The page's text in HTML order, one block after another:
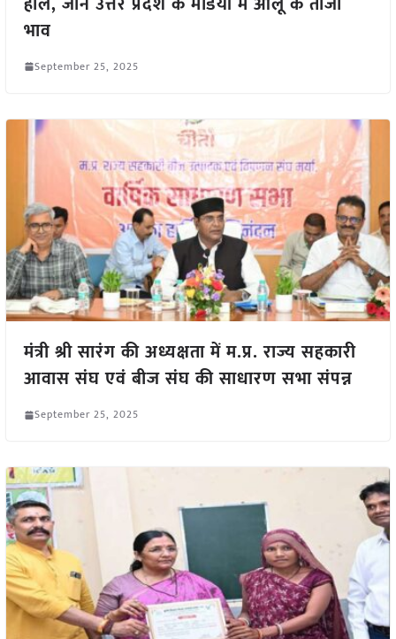
भाव
September 25, 2025
मंत्री श्री सारंग की अध्यक्षता में म.प्र. राज्य सहकारी
आवास संघ एवं बीज संघ की साधारण सभा संपन्न
September 25, 2025